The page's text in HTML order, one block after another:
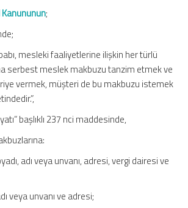
Kanununun;
mesleki faaliyetlerine ilişkin her türlü
serbest meslek makbuzu tanzim etmek ve
vermek, müşteri de bu makbuzu istemek
başlıklı 237 nci maddesinde,
adı veya unvanı, adresi, vergi dairesi ve
veya unvanı ve adresi;